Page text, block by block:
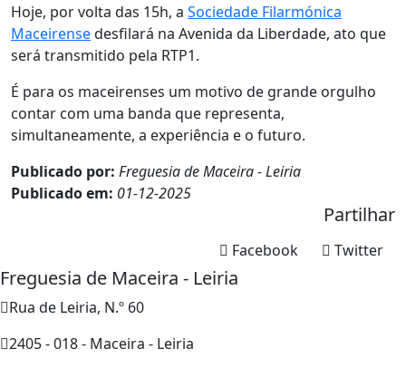
Hoje, por volta das 15h, a Sociedade Filarmónica
Maceirensedesfilará na Avenida da Liberdade, ato que
será transmitido pela RTP1.
É para os maceirenses um motivo de grande orgulho
contar com uma banda que representa,
simultaneamente, a experiência e o futuro.
Publicado por: Freguesia de Maceira - Leiria
Publicado em: 01-12-2025
Partilhar
Twitter
Facebook
Freguesia de Maceira - Leiria
Rua de Leiria, N.º 60
2405 - 018 - Maceira - Leiria